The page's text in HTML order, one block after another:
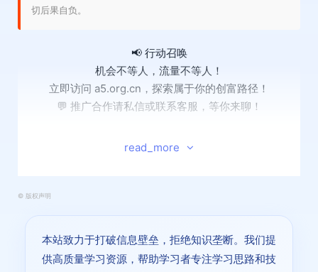
切后果自负。
📢 行动召唤
机会不等人，流量不等人！
立即访问 a5.org.cn，探索属于你的创富路径！
💬 推广合作请私信或联系客服，等你来聊！
项目 #A5资源网
如果需要定制海报或推广文案细节优化，可随时联系！祝推
广顺利，收获满满！ 💪
read_more
© 版权声明
本站致力于打破信息壁垒，拒绝知识垄断。我们提
供高质量学习资源，帮助学习者专注学习思路和技